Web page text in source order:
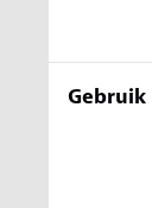
Gebruik